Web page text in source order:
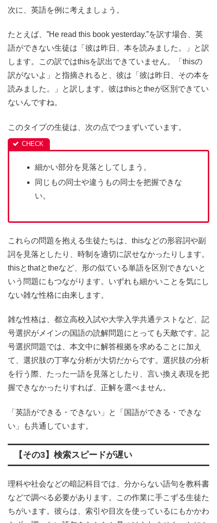
次に、英語を例に考えましょう。
たとえば、”He read this book yesterday.”を訳す場合、英
語ができない生徒は「彼は昨日、本を読みました。」と訳
します。この訳ではthisを訳出できていません。「thisの
訳がないよ」と指摘されると、彼は「彼は昨日、その本を
読みました。」と訳します。彼はthisとtheが区別できてい
ないんですね。
このタイプの生徒は、次の点でつまずいています。
細かい部分を見落としてしまう。
同じもの同士や違うもの同士を把握できな
い。
これらの問題を抱える生徒たちは、thisなどの形容詞や副
詞を見落としたり、時制を適切に訳せなかったりします。
thisとthatとtheなど、形の似ている単語を区別できないと
いう問題にもつながります。いずれも細かいことを気にし
ない雑な性格に由来します。
雑な性格は、都立高校入試や大学入学共通テストなど、記
号選択がメインの国語の読解問題にとっても天敵です。記
号選択問題では、本文中に解答根拠を求めることに加え
て、選択肢の丁寧な分析が大切だからです。選択肢の分析
を行う際、たった一語を見落としたり、言い換え表現を把
握できなかったりすれば、正解を選べません。
「英語ができる・できない」と「国語ができる・できな
い」も共通しています。
【その3】検索スピードが遅い
理科や社会などの暗記科目では、分からない語句を教科書
などで調べる必要があります。この作業に手こずる生徒た
ちがいます。彼らは、索引や目次を使っているにもかかわ